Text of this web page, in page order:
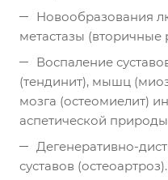
Новообразования
метастазы (вторичные
Воспаление
(тендинит), мышц
мозга (остеомиелит)
аспетической
Дегенеративно-
суставов (остеоартроз).